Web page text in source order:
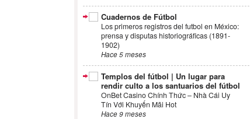
Cuadernos de Fútbol
Los primeros registros del futbol en México:
prensa y disputas historiográficas (1891-
1902)
Hace 5 meses
Templos del fútbol | Un lugar para
rendir culto a los santuarios del fútbol
OnBet Casino Chính Thức – Nhà Cái Uy
Tín Với Khuyến Mãi Hot
Hace 9 meses